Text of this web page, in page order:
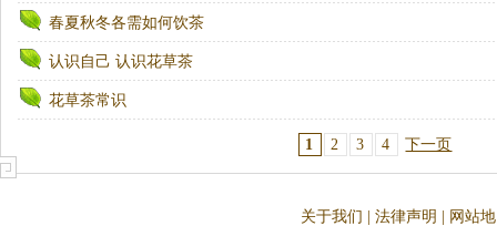
春夏秋冬各需如何饮茶
认识自己 认识花草茶
花草茶常识
1 2 3 4 下一页
关于我们 法律声明 网站